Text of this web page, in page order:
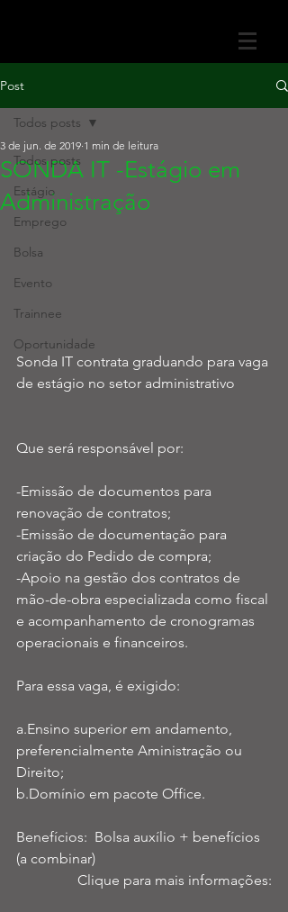
Post
Todos posts
Estágio
Emprego
Bolsa
Evento
Trainnee
Oportunidade
Todos posts
SONDA IT -Estágio em
Administração
3 de jun. de 2019 1 min de leitura
Sonda IT contrata graduando para vaga
de estágio no setor administrativo
Que será responsável por:
-Emissão de documentos para
renovação de contratos;
-Emissão de documentação para
criação do Pedido de compra;
-Apoio na gestão dos contratos de
mão-de-obra especializada como fiscal
e acompanhamento de cronogramas
operacionais e financeiros.
Para essa vaga, é exigido:
a.Ensino superior em andamento,
preferencialmente Aministração ou
Direito;
b.Domínio em pacote Office.
Benefícios:  Bolsa auxílio + benefícios
(a combinar)
Clique para mais informações: